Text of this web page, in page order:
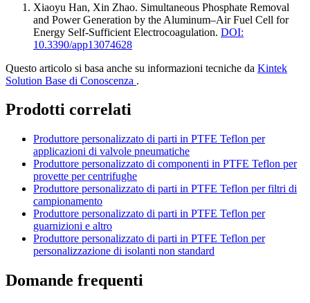
Xiaoyu Han, Xin Zhao. Simultaneous Phosphate Removal
and Power Generation by the Aluminum–Air Fuel Cell for
Energy Self-Sufficient Electrocoagulation. DOI:
10.3390/app13074628
Questo articolo si basa anche su informazioni tecniche da Kintek
Solution Base di Conoscenza .
Prodotti correlati
Produttore personalizzato di parti in PTFE Teflon per
applicazioni di valvole pneumatiche
Produttore personalizzato di componenti in PTFE Teflon per
provette per centrifughe
Produttore personalizzato di parti in PTFE Teflon per filtri di
campionamento
Produttore personalizzato di parti in PTFE Teflon per
guarnizioni e altro
Produttore personalizzato di parti in PTFE Teflon per
personalizzazione di isolanti non standard
Domande frequenti